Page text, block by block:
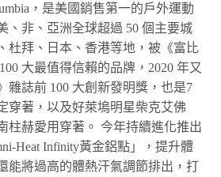
，是美國銷售第一的戶外運動
、非、亞洲全球超過 50個主要城
杜拜、日本、香港等地，被《富比
100 大最值得信賴的品牌， 2020年又
雜誌前 100 大創新發明獎，也是7
穿著，以及好萊塢明星柴克艾佛
柱赫愛用穿著。 今年持續進化推出
Heat Infinity黃金鋁點」，提升體
能將過高的體熱汗氣調節排出，打